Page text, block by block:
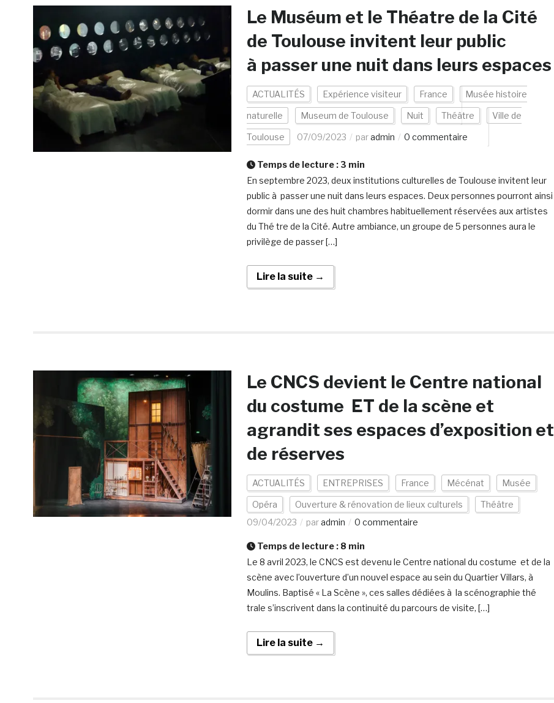
Le Muséum et le Théatre de la Cité
de Toulouse invitent leur public
à passer une nuit dans leurs espaces
ACTUALITÉS Expérience visiteur France Musée histoire
naturelle Museum de Toulouse Nuit Théâtre Ville de
Toulouse 07/09/2023 paradmin 0 commentaire
Temps de lecture : 3 min
En septembre 2023, deux institutions culturelles de Toulouse invitent leur
public à passer une nuit dans leurs espaces. Deux personnes pourront ainsi
dormir dans une des huit chambres habituellement réservées aux artistes
du Thé tre de la Cité. Autre ambiance, un groupe de 5 personnes aura le
privilège de passer […]
Lire la suite →
Le CNCS devient le Centre national
du costume ET de la scène et
agrandit ses espaces d’exposition et
de réserves
ACTUALITÉS ENTREPRISES France Mécénat Musée
Opéra Ouverture & rénovation de lieux culturels
Théâtre
09/04/2023
paradmin 0 commentaire
Temps de lecture : 8 min
Le 8 avril 2023, le CNCS est devenu le Centre national du costume et de la
scène avec l’ouverture d’un nouvel espace au sein du Quartier Villars, à
Moulins. Baptisé « La Scène », ces salles dédiées à la scénographie thé
trale s’inscrivent dans la continuité du parcours de visite, […]
Lire la suite →